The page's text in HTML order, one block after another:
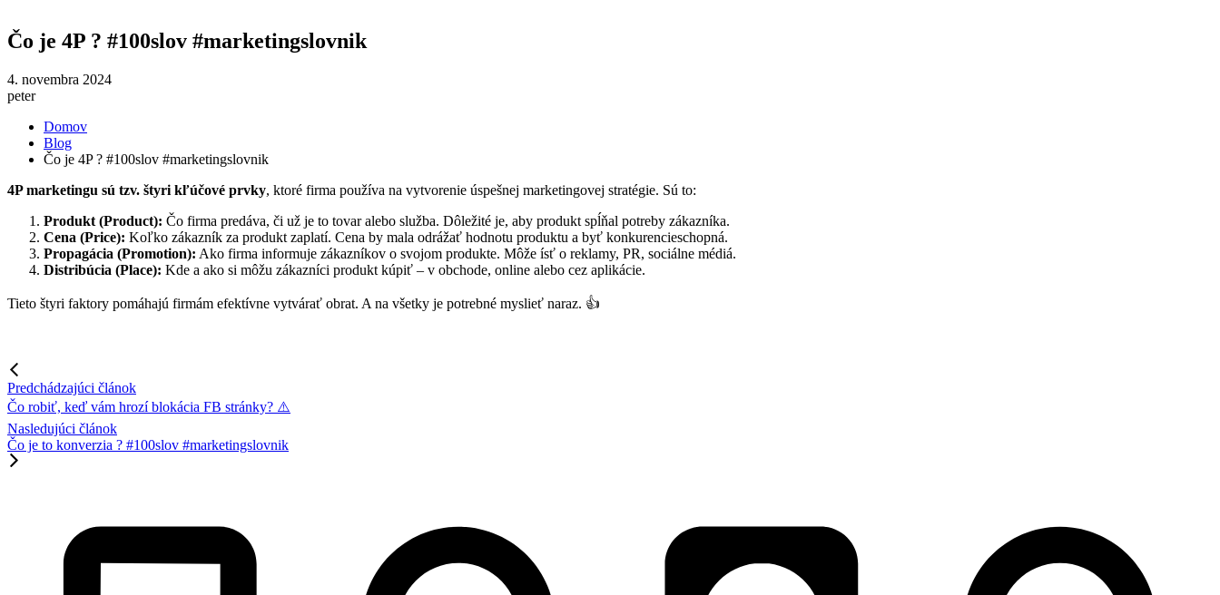
Čo je 4P ? #100slov #marketingslovnik
4. novembra 2024
peter
Domov
Blog
Čo je 4P ? #100slov #marketingslovnik
4P marketingu sú tzv. štyri kľúčové prvky, ktoré firma používa na vytvorenie úspešnej marketingovej stratégie. Sú to:
Produkt (Product): Čo firma predáva, či už je to tovar alebo služba. Dôležité je, aby produkt spĺňal potreby zákazníka.
Cena (Price): Koľko zákazník za produkt zaplatí. Cena by mala odrážať hodnotu produktu a byť konkurencieschopná.
Propagácia (Promotion): Ako firma informuje zákazníkov o svojom produkte. Môže ísť o reklamy, PR, sociálne médiá.
Distribúcia (Place): Kde a ako si môžu zákazníci produkt kúpiť – v obchode, online alebo cez aplikácie.
Tieto štyri faktory pomáhajú firmám efektívne vytvárať obrat. A na všetky je potrebné myslieť naraz. 👍
Predchádzajúci článok
Čo robiť, keď vám hrozí blokácia FB stránky? ⚠️
Nasledujúci článok
Čo je to konverzia ? #100slov #marketingslovnik